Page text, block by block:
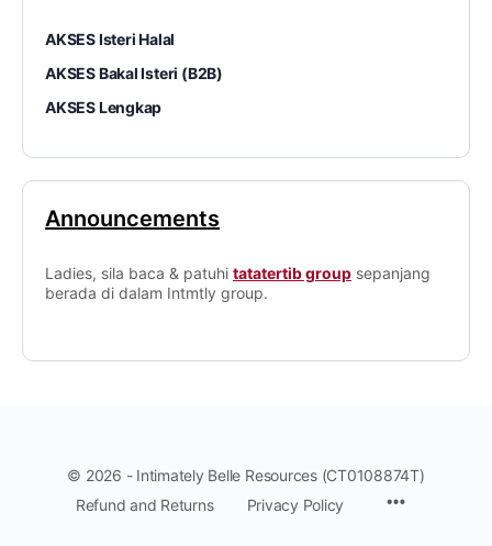
AKSES Isteri Halal
AKSES Bakal Isteri (B2B)
AKSES Lengkap
Announcements
Ladies, sila baca & patuhi tatatertib group sepanjang
berada di dalam Intmtly group.
© 2026 - Intimately Belle Resources (CT0108874T)
Refund and Returns
Privacy Policy